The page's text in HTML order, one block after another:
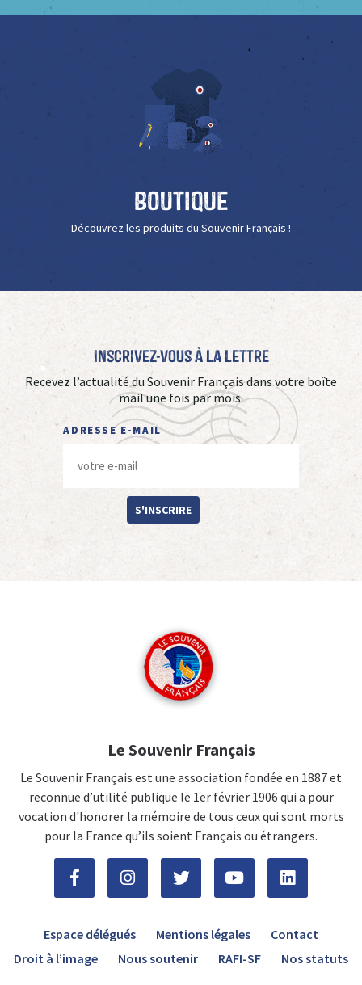
Boutique
Découvrez les produits du Souvenir Français !
Inscrivez-vous à La Lettre
Recevez l’actualité du Souvenir Français dans votre boîte
mail une fois par mois.
ADRESSE E-MAIL
S'INSCRIRE
Le Souvenir Français
Le Souvenir Français est une association fondée en 1887 et
reconnue d’utilité publique le 1er février 1906 qui a pour
vocation d'honorer la mémoire de tous ceux qui sont morts
pour la France qu’ils soient Français ou étrangers.
Espace délégués Mentions légales
Contact
Droit à l’image
Nous soutenir RAFI-SF Nos statuts